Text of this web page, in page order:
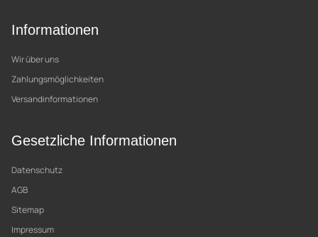
Informationen
Wir über uns
Zahlungsmöglichkeiten
Versandinformationen
Gesetzliche Informationen
Datenschutz
AGB
Sitemap
Impressum